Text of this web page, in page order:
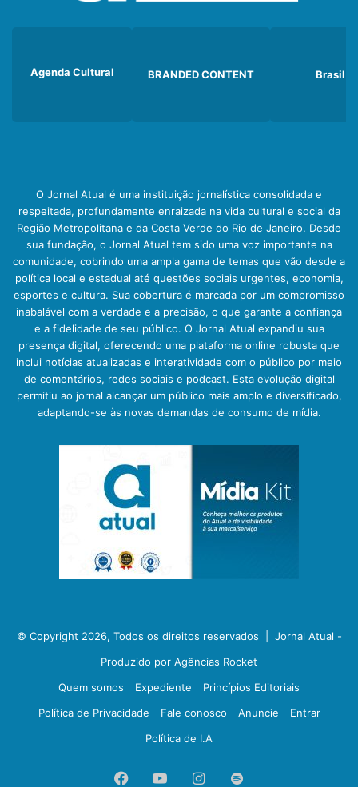
Agenda Cultural BRANDED CONTENT Brasil
O Jornal Atual é uma instituição jornalística consolidada e
respeitada, profundamente enraizada na vida cultural e social da
Região Metropolitana e da Costa Verde do Rio de Janeiro. Desde
sua fundação, o Jornal Atual tem sido uma voz importante na
comunidade, cobrindo uma ampla gama de temas que vão desde a
política local e estadual até questões sociais urgentes, economia,
esportes e cultura. Sua cobertura é marcada por um compromisso
inabalável com a verdade e a precisão, o que garante a confiança
e a fidelidade de seu público. O Jornal Atual expandiu sua
presença digital, oferecendo uma plataforma online robusta que
inclui notícias atualizadas e interatividade com o público por meio
de comentários, redes sociais e podcast. Esta evolução digital
permitiu ao jornal alcançar um público mais amplo e diversificado,
adaptando-se às novas demandas de consumo de mídia.
© Copyright 2026, Todos os direitos reservados | Jornal Atual -
Produzido por Agências Rocket
Quem somos
Expediente
Princípios Editoriais
Política de Privacidade
Fale conosco Anuncie
Entrar
Política de I.A
FacebookYouTubeInstagram
Spotify